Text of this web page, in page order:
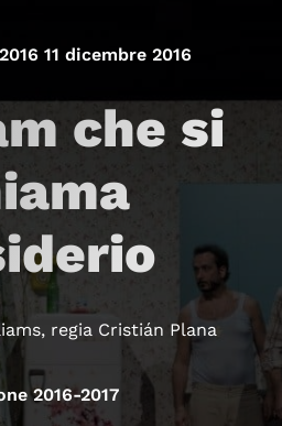
11 dicembre 2016
che si
regia Cristián Plana
2016-2017